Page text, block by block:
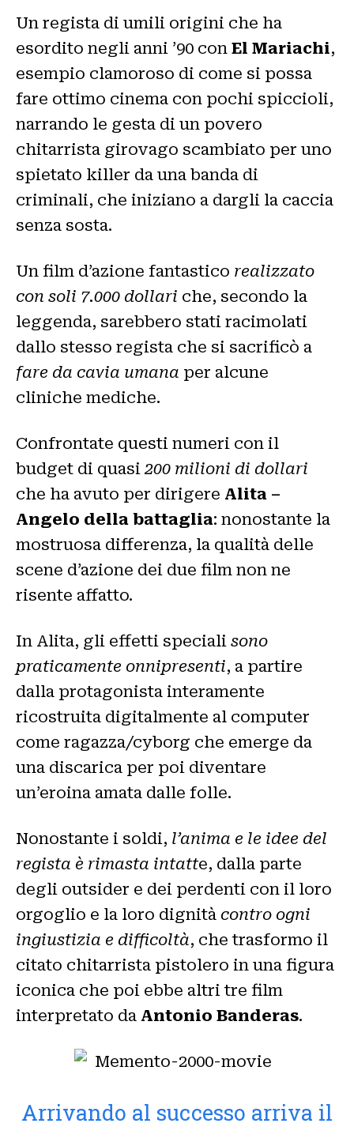
Un regista di umili origini che ha
esordito negli anni ’90 con El Mariachi,
esempio clamoroso di come si possa
fare ottimo cinema con pochi spiccioli,
narrando le gesta di un povero
chitarrista girovago scambiato per uno
spietato killer da una banda di
criminali, che iniziano a dargli la caccia
senza sosta.
Un film d’azione fantastico realizzato
con soli 7.000 dollari che, secondo la
leggenda, sarebbero stati racimolati
dallo stesso regista che si sacrificò a
fare da cavia umana per alcune
cliniche mediche.
Confrontate questi numeri con il
budget di quasi 200 milioni di dollari
che ha avuto per dirigere Alita –
Angelo della battaglia: nonostante la
mostruosa differenza, la qualità delle
scene d’azione dei due film non ne
risente affatto.
In Alita, gli effetti speciali sono
praticamente onnipresenti, a partire
dalla protagonista interamente
ricostruita digitalmente al computer
come ragazza/cyborg che emerge da
una discarica per poi diventare
un’eroina amata dalle folle.
Nonostante i soldi, l’anima e le idee del
regista è rimasta intatte, dalla parte
degli outsider e dei perdenti con il loro
orgoglio e la loro dignità contro ogni
ingiustizia e difficoltà, che trasformo il
citato chitarrista pistolero in una figura
iconica che poi ebbe altri tre film
interpretato da Antonio Banderas.
Arrivando al successo arriva il